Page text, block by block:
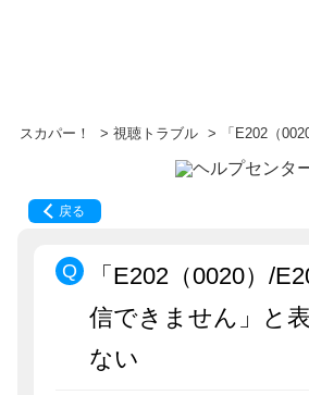
スカパー！ > 視聴トラブル > 「E202（
戻る
「E202（0020）/
信できません」と
ない